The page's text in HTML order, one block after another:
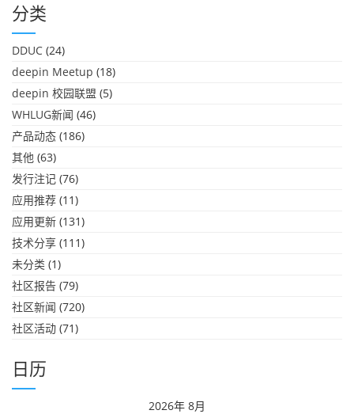
分类
DDUC (24)
deepin Meetup (18)
deepin 校园联盟 (5)
WHLUG新闻 (46)
产品动态 (186)
其他 (63)
发行注记 (76)
应用推荐 (11)
应用更新 (131)
技术分享 (111)
未分类 (1)
社区报告 (79)
社区新闻 (720)
社区活动 (71)
日历
2026年 8月